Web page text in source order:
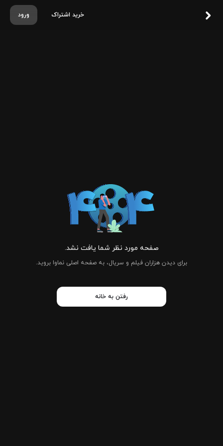
ورود خرید اشتراک
صفحه مورد نظر شما یافت نشد.
برای دیدن هزاران فیلم و سریال، به صفحه اصلی نماوا بروید.
رفتن به خانه